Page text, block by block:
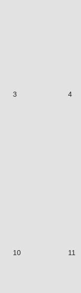
3 4
10 11